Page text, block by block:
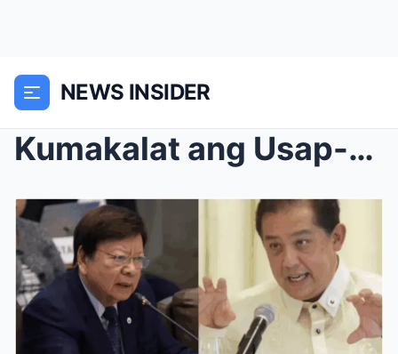
NEWS INSIDER
Kumakalat ang Usap-usapan sa Interim Release ni PR...